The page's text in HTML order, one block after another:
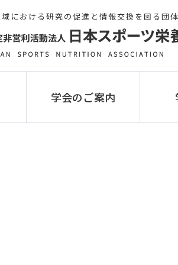
における研究の促進と情報交換を図る団
学会のご案内